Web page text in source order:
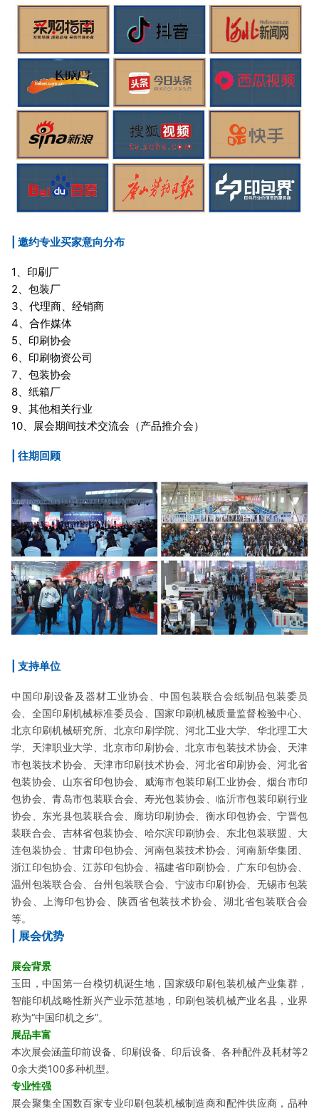
| 邀约专业买家意向分布
1、印刷厂
2、包装厂
3、代理商、经销商
4、合作媒体
5、印刷协会
6、印刷物资公司
7、包装协会
8、纸箱厂
9、其他相关行业
10、展会期间技术交流会（产品推介会）
| 往期回顾
| 支持单位
中国印刷设备及器材工业协会、中国包装联合会纸制品包装委员
会、全国印刷机械标准委员会、国家印刷机械质量监督检验中心、
北京印刷机械研究所、北京印刷学院、河北工业大学、华北理工大
学、天津职业大学、北京市印刷协会、北京市包装技术协会、天津
市包装技术协会、天津市印刷技术协会、河北省印刷协会、河北省
包装协会、山东省印包协会、威海市包装印刷工业协会、烟台市印
包协会、青岛市包装联合会、寿光包装协会、临沂市包装印刷行业
协会、东光县包装联合会、廊坊印刷协会、衡水印包协会、宁晋包
装联合会、吉林省包装协会、哈尔滨印刷协会、东北包装联盟、大
连包装协会、甘肃印包协会、河南包装技术协会、河南新华集团、
浙江印包协会、江苏印包协会、福建省印刷协会、广东印包协会、
温州包装联合会、台州包装联合会、宁波市印刷协会、无锡市包装
协会、上海印包协会、陕西省包装技术协会、湖北省包装联合会
等。
| 展会优势
展会背景
玉田，中国第一台模切机诞生地，国家级印刷包装机械产业集群，
智能印机战略性新兴产业示范基地，印刷包装机械产业名县，业界
称为“中国印机之乡”。
展品丰富
本次展会涵盖印前设备、印刷设备、印后设备、各种配件及耗材等2
0余大类100多种机型。
专业性强
展会聚集全国数百家专业印刷包装机械制造商和配件供应商，品种